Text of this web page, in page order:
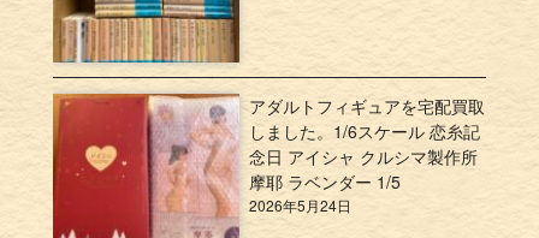
アダルトフィギュアを宅配買取
しました。1/6スケール 恋糸記
念日 アイシャ クルシマ製作所
摩耶 ラベンダー 1/5
2026年5月24日